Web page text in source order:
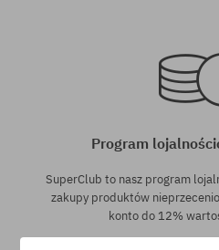
Program
SuperClub to nasz program
zakupy produktów
konto do 12%